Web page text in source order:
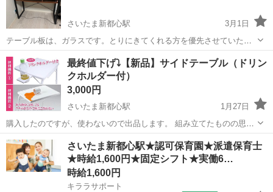
さいたま新都心駅
3月1日
テーブル板は、ガラスです。とりにきてくれる方を優先させていただ
きます。 よろしくおねがいします。
埼玉 さいたま市 さいたま新都心駅 テーブル ガラス
最終値下げ⤵️【新品】サイドテーブル（ドリン
クホルダー付）
3,000円
さいたま新都心駅
1月27日
購入したのですが、使わないので出品します。 組み立てたものの思っ
ていたものと違うので。。。 外箱は捨ててしまったのでありません💦
重たい物をのせたり寄り掛かったりは危険なようです。 ドリンクホル
ダーが付いてますが、使わ...
埼玉 さいたま市 さいたま新都心駅 テーブル ドリンク
さいたま新都心駅★認可保育園★派遣保育士
★時給1,600円★固定シフト★実働6…
時給1,600円
キララサポート